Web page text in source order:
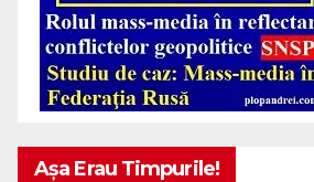
Așa Erau Timpurile!